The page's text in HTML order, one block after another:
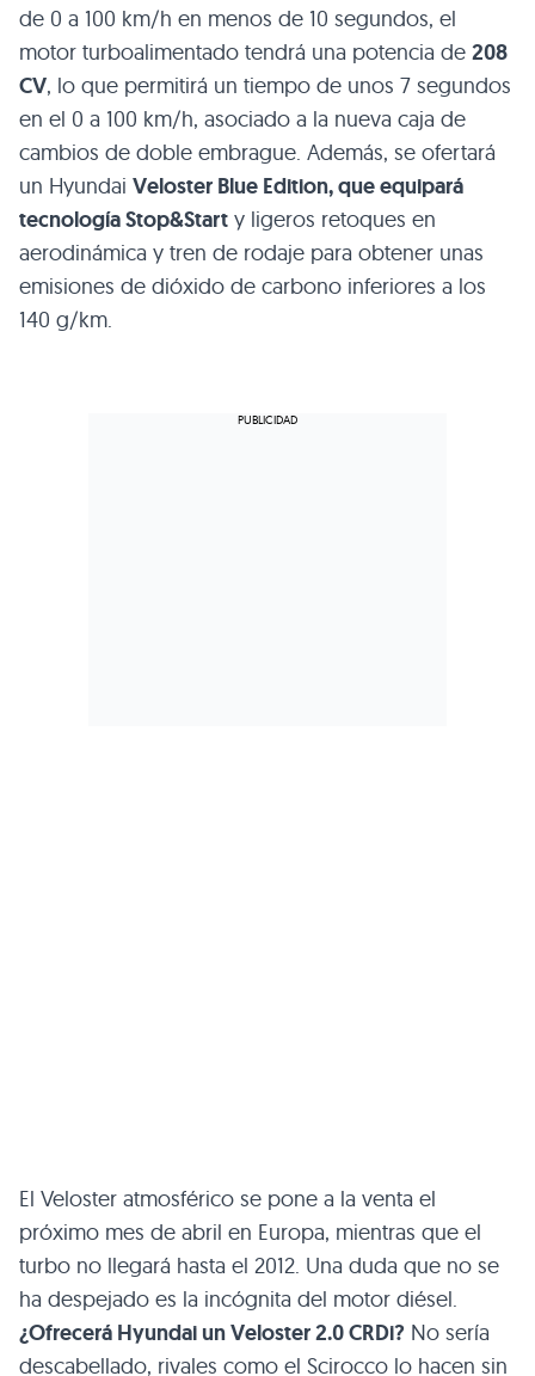
de 0 a 100 km/h en menos de 10 segundos, el
motor turboalimentado tendrá una potencia de 208
CV, lo que permitirá un tiempo de unos 7 segundos
en el 0 a 100 km/h, asociado a la nueva caja de
cambios de doble embrague. Además, se ofertará
un Hyundai Veloster Blue Edition, que equipará
tecnología Stop&Start y ligeros retoques en
aerodinámica y tren de rodaje para obtener unas
emisiones de dióxido de carbono inferiores a los
140 g/km.
El Veloster atmosférico se pone a la venta el
próximo mes de abril en Europa, mientras que el
turbo no llegará hasta el 2012. Una duda que no se
ha despejado es la incógnita del motor diésel.
¿Ofrecerá Hyundai un Veloster 2.0 CRDi? No sería
descabellado, rivales como el Scirocco lo hacen sin